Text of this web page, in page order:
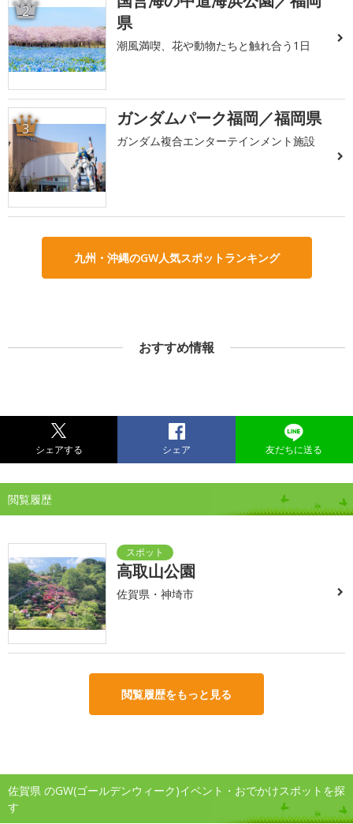
2
県
潮風満喫、花や動物たちと触れ合う1日
3 ガンダムパーク福岡／福岡県
ガンダム複合エンターテインメント施設
九州・沖縄のGW人気スポットランキング
おすすめ情報
シェアする シェア 友だちに送る
閲覧履歴
高取山公園
佐賀県・神埼市
閲覧履歴をもっと見る
佐賀県 のGW(ゴールデンウィーク)イベント・おでかけスポットを探
す